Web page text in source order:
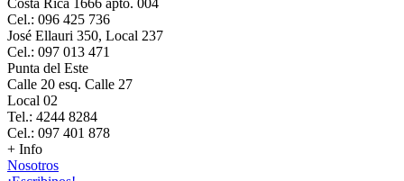
Costa Rica 1666 apto. 004
Cel.: 096 425 736
José Ellauri 350, Local 237
Cel.: 097 013 471
Punta del Este
Calle 20 esq. Calle 27
Local 02
Tel.: 4244 8284
Cel.: 097 401 878
+ Info
Nosotros